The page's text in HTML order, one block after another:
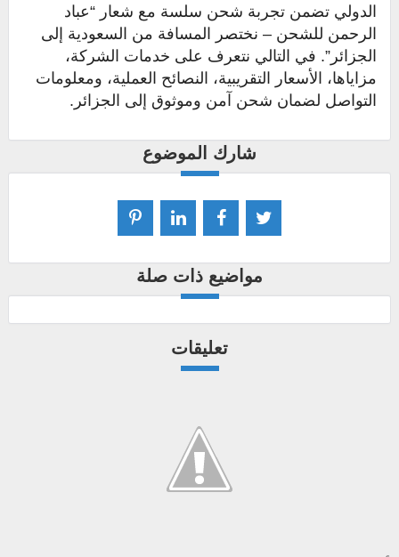
الدولي تضمن تجربة شحن سلسة مع شعار “عباد
الرحمن للشحن – نختصر المسافة من السعودية إلى
الجزائر”. في التالي نتعرف على خدمات الشركة،
مزاياها، الأسعار التقريبية، النصائح العملية، ومعلومات
التواصل لضمان شحن آمن وموثوق إلى الجزائر.
شارك الموضوع
مواضيع ذات صلة
تعليقات